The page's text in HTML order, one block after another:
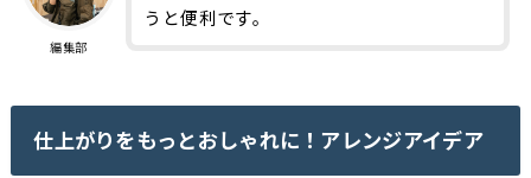
編集部
うと便利です。
仕上がりをもっとおしゃれに！アレンジアイデア